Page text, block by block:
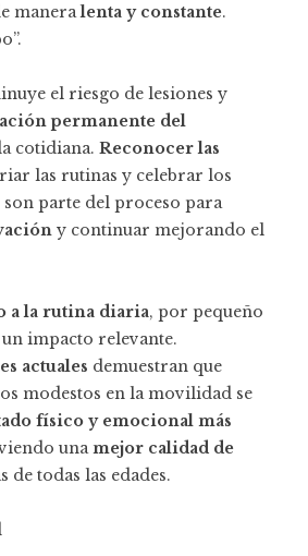
maneralenta y constante.
el riesgo de lesiones y
permanente del
cotidiana. Reconocer las
las rutinas y celebrar los
parte del proceso para
y continuar mejorando el
a la rutina diaria, por pequeño
impacto relevante.
actuales demuestran que
modestos en la movilidad se
físico y emocional más
unamejor calidad de
de todas las edades.